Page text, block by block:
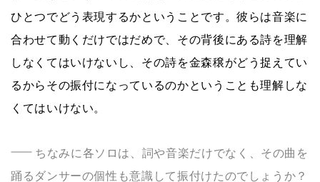
ひとつでどう表現するかということです。彼らは音楽に
合わせて動くだけではだめで、その背後にある詩を理解
しなくてはいけないし、その詩を金森穣がどう捉えてい
るからその振付になっているのかということも理解しな
くてはいけない。
ちなみに各ソロは、詞や音楽だけでなく、その曲を
踊るダンサーの個性も意識して振付けたのでしょうか？